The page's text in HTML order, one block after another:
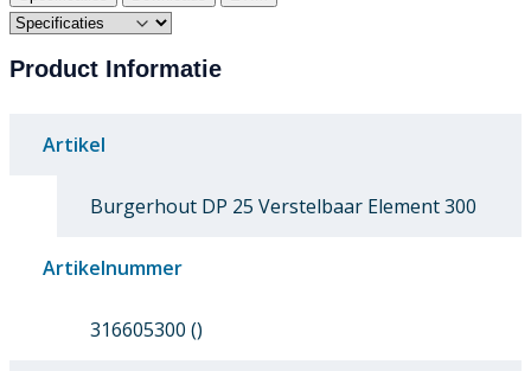
Product Informatie
Artikel
Burgerhout DP 25 Verstelbaar Element 300
Artikelnummer
316605300 ()